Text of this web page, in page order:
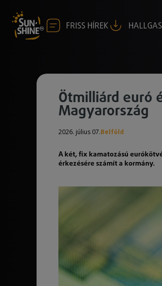
FRISS HÍREK
Ötmilliárd euró
Magyarország
2026. július 07.Belföld
A két, fix kamatozású
érkezésére számít a kormány.